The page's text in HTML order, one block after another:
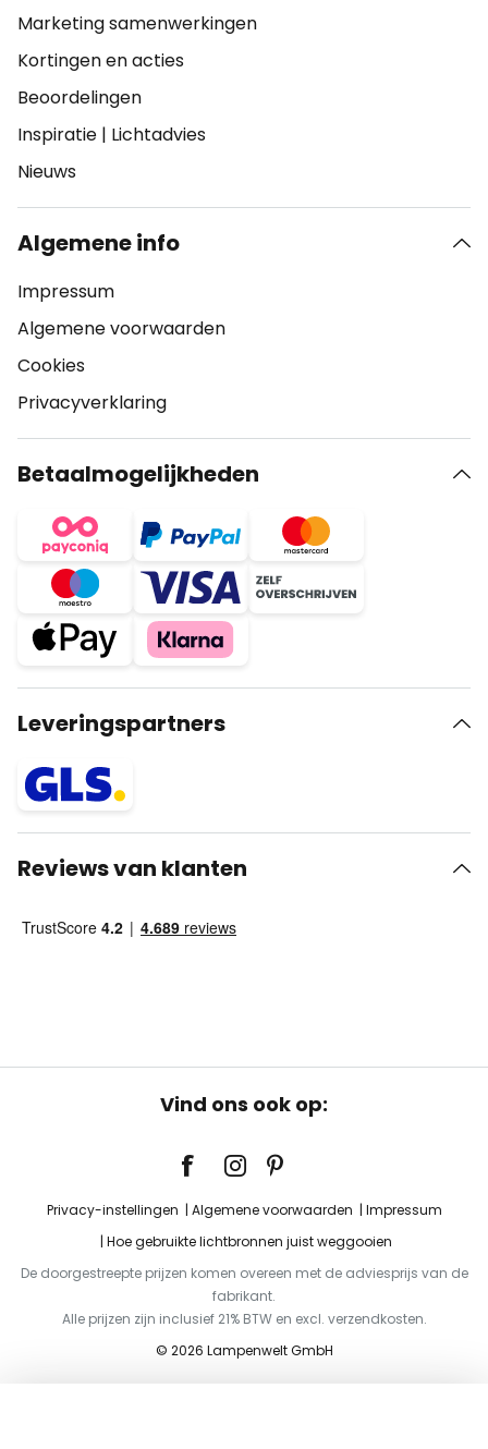
Marketing samenwerkingen
Kortingen en acties
Beoordelingen
Inspiratie | Lichtadvies
Nieuws
Algemene info
Impressum
Algemene voorwaarden
Cookies
Privacyverklaring
Betaalmogelijkheden
Leveringspartners
Reviews van klanten
Vind ons ook op:
Privacy-instellingen Algemene voorwaarden
Impressum
Hoe gebruikte lichtbronnen juist weggooien
De doorgestreepte prijzen komen overeen met de adviesprijs van de
fabrikant.
Alle prijzen zijn inclusief 21% BTW en excl. verzendkosten.
© 2026 Lampenwelt GmbH